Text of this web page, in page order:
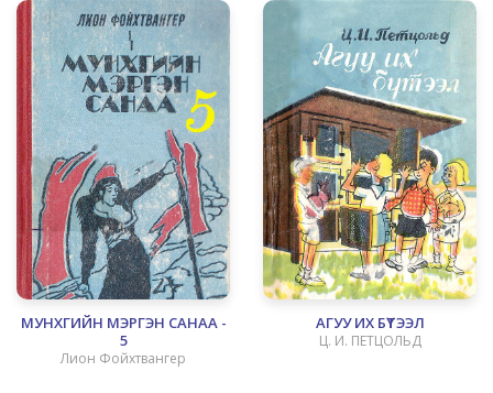
МУНХГИЙН МЭРГЭН САНАА -
5
Лион Фойхтвангер
АГУУ ИХ БҮТЭЭЛ
Ц. И. ПЕТЦОЛЬД